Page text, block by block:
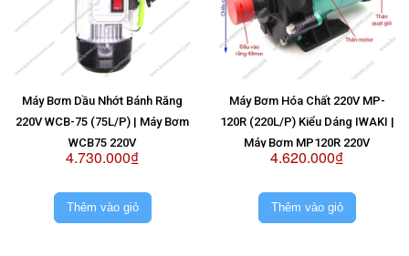
Máy Bơm Dầu Nhớt Bánh Răng
220V WCB-75 (75L/P) | Máy Bơm
WCB75 220V
4.730.000₫
Thêm vào giỏ
Máy Bơm Hóa Chất 220V MP-
120R (220L/P) Kiểu Dáng IWAKI |
Máy Bơm MP120R 220V
4.620.000₫
Thêm vào giỏ